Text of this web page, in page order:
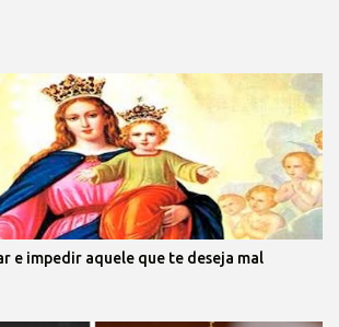
e impedir aquele que te deseja mal